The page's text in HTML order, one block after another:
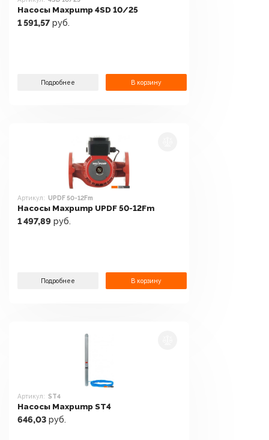
Насосы Maxpump 4SD 10/25
1 591,57 руб.
Подробнее В корзину
Артикул: UPDF 50-12Fm
Насосы Maxpump UPDF 50-12Fm
1 497,89 руб.
Подробнее В корзину
Артикул: ST4
Насосы Maxpump ST4
646,03 руб.